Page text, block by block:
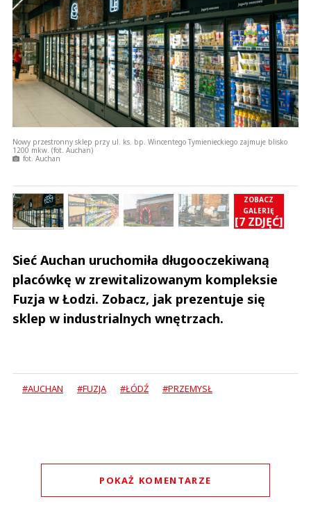
Nowy przestronny sklep przy ul. ks. bp. Wincentego Tymienieckiego zajmuje blisko
1200 mkw. (fot. Auchan)
fot. Auchan
ZOBACZ
GALERIĘ
[7 ZDJĘĆ]
Sieć Auchan uruchomiła długooczekiwaną
placówkę w zrewitalizowanym kompleksie
Fuzja w Łodzi. Zobacz, jak prezentuje się
sklep w industrialnych wnętrzach.
#AUCHAN #FUZJA #ŁÓDŹ #PRZEMYSŁ
POKAŻ KOMENTARZE